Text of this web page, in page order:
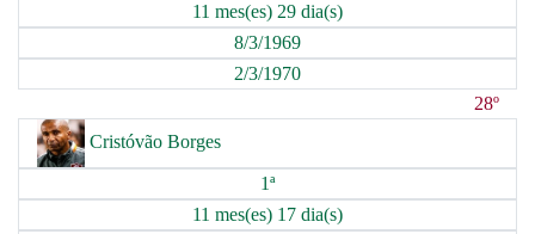
11 mes(es) 29 dia(s)
8/3/1969
2/3/1970
28º
Cristóvão Borges
1ª
11 mes(es) 17 dia(s)